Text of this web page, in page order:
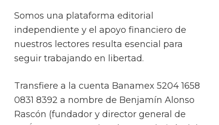
Somos una plataforma editorial
independiente y el apoyo financiero de
nuestros lectores resulta esencial para
seguir trabajando en libertad.
Transfiere a la cuenta Banamex 5204 1658
0831 8392 a nombre de Benjamín Alonso
Rascón (fundador y director general de